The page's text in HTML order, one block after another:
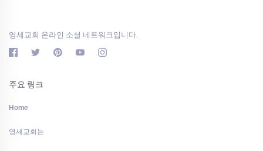
영세교회 온라인 소셜 네트워크입니다.
주요 링크
Home
영세교회는